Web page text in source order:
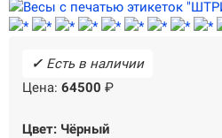
СКАНЕРЫ ШТРИХКОДА
ГОТОВЫЕ КОМПЛЕКТЫ
АКСЕССУАРЫ
✓ Есть в наличии
Цена: 64500 ₽
Цвет: Чёрный